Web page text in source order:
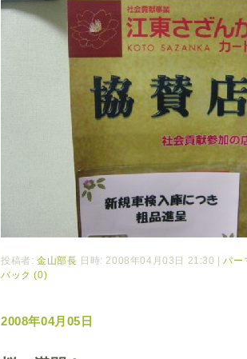
投稿者:金山部長 日時: 2008年04月03日 21:30
パー
バック (0)
2008年04月05日